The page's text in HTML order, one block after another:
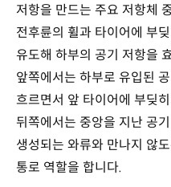
저항을 만드는 주요 저항체
전후륜의 휠과 타이어에 부
유도해 하부의 공기 저항을
앞쪽에서는 하부로 유입된
흐르면서 앞 타이어에 부딪
뒤쪽에서는 중앙을 지난 공
생성되는 와류와 만나지 않
통로 역할을 합니다.